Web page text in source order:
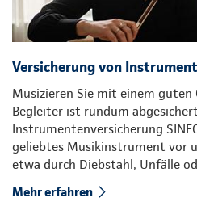
Versicherung von
Musizieren Sie mit einem
Begleiter ist rundum
Instrumentenversicherung
geliebtes Musikinstrument vor
etwa durch Diebstahl, Unfälle
Mehr erfahren